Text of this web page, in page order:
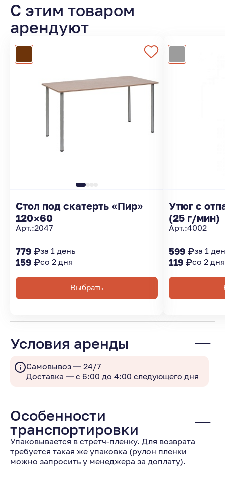
С этим товаром
арендуют
Стол под скатерть «Пир»
120×60
Арт.:2047
779 ₽за 1 день
159 ₽со 2 дня
Выбрать
Утюг с
(25 г/мин)
Арт.:4002
599 ₽за 1
119 ₽со 2 дня
Условия аренды
Самовывоз — 24/7
Доставка — с 6:00 до 4:00 следующего дня
Особенности
транспортировки
Упаковывается в стретч-пленку. Для возврата
требуется такая же упаковка (рулон пленки
можно запросить у менеджера за доплату).